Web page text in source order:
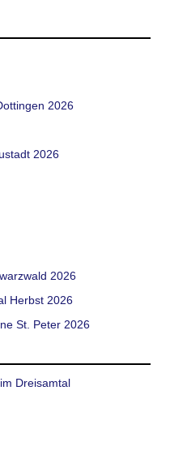
2026
2026
2026
Herbst 2026
St. Peter 2026
Dreisamtal